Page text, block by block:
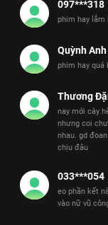
097***318
phim hay lắm
Quỳnh Anh
phim hay quá
Thương
nay mới cày
nhưng coi
nhau. gd
chịu đâu
033***054
eo phần kết
vào nữ vũ